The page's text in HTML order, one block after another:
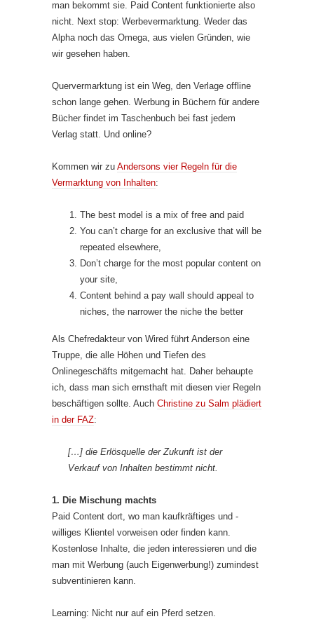
man bekommt sie. Paid Content funktionierte also
nicht. Next stop: Werbevermarktung. Weder das
Alpha noch das Omega, aus vielen Gründen, wie
wir gesehen haben.
Quervermarktung ist ein Weg, den Verlage offline
schon lange gehen. Werbung in Büchern für andere
Bücher findet im Taschenbuch bei fast jedem
Verlag statt. Und online?
Kommen wir zu Andersons vier Regeln für die
Vermarktung von Inhalten:
The best model is a mix of free and paid
You can’t charge for an exclusive that will be
repeated elsewhere,
Don’t charge for the most popular content on
your site,
Content behind a pay wall should appeal to
niches, the narrower the niche the better
Als Chefredakteur von Wired führt Anderson eine
Truppe, die alle Höhen und Tiefen des
Onlinegeschäfts mitgemacht hat. Daher behaupte
ich, dass man sich ernsthaft mit diesen vier Regeln
beschäftigen sollte. Auch Christine zu Salm plädiert
in der FAZ:
[…] die Erlösquelle der Zukunft ist der
Verkauf von Inhalten bestimmt nicht.
1. Die Mischung machts
Paid Content dort, wo man kaufkräftiges und -
williges Klientel vorweisen oder finden kann.
Kostenlose Inhalte, die jeden interessieren und die
man mit Werbung (auch Eigenwerbung!) zumindest
subventinieren kann.
Learning: Nicht nur auf ein Pferd setzen.